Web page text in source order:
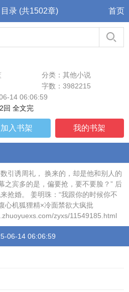
录 (共1502章) 首页
分类：其他小说
字数：3982215
14 06:06:59
回 全文完
加入书架 我的书架
引诱周礼， 换来的，却是他和别人的
之宾多的是，偏要抢，要不要脸？” 后
抢婚。 姜明珠：“我跟你的时候你不
心机狐狸精×冷面禁欲大疯批
zyxs/11549185.html
06-14 06:06:59